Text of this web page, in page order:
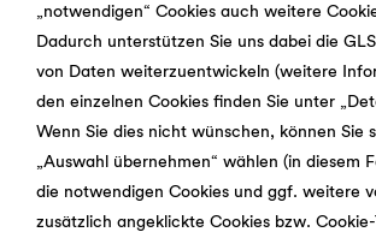
„notwendigen“ Cookies auch weitere
Dadurch unterstützen Sie uns dabei die
von Daten weiterzuentwickeln (weitere
den einzelnen Cookies finden Sie unter
Wenn Sie dies nicht wünschen, können Sie
„Auswahl übernehmen“ wählen (in diesem
die notwendigen Cookies und ggf. weitere
zusätzlich angeklickte Cookies bzw.